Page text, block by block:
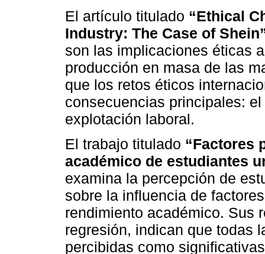
El artículo titulado “Ethical
Industry: The Case of
son las implicaciones éticas
producción en masa de las
que los retos éticos
consecuencias principales:
explotación laboral.
El trabajo titulado “Factores
académico de estudiantes
examina la percepción de
sobre la influencia de
rendimiento académico. Sus
regresión, indican que todas
percibidas como